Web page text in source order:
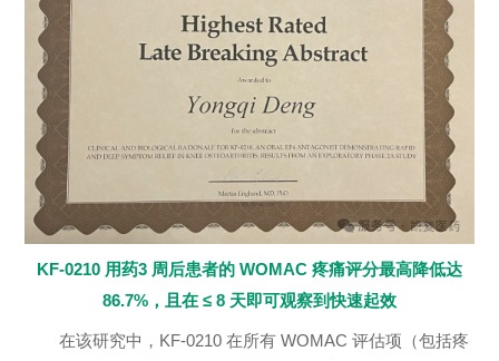
KF-0210 用药3 周后患者的 WOMAC 疼痛评分最高降低达
86.7%，且在 ≤ 8 天即可观察到快速起效
在该研究中，KF-0210 在所有 WOMAC 评估项（包括疼